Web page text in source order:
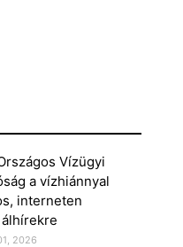
Vízügyi
a vízhiánnyal
interneten
2026